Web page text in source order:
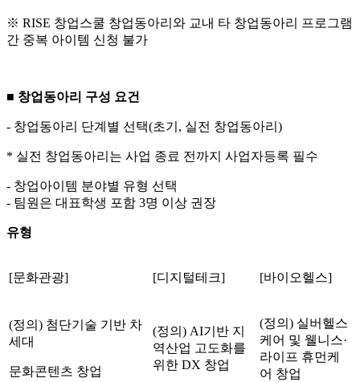
※ RISE 창업스쿨 창업동아리와 교내 타 창업동아리 프로그램
간 중복 아이템 신청 불가
■ 창업동아리 구성 요건
- 창업동아리 단계별 선택(초기, 실전 창업동아리)
* 실전 창업동아리는 사업 종료 전까지 사업자등록 필수
- 창업아이템 분야별 유형 선택
- 팀원은 대표학생 포함 3명 이상 권장
유형
[문화관광] [디지털테크] [바이오헬스]
(정의) 첨단기술 기반 차
세대
문화콘텐츠 창업
(정의) AI기반 지
역산업 고도화를
위한 DX 창업
(정의) 실버헬스
케어 및 웰니스·
라이프 휴먼케
어 창업